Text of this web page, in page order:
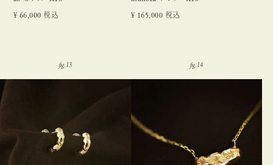
¥ 66,000 税込 ¥ 165,000 税込